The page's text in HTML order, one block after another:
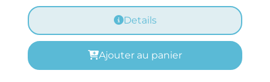
Details
Ajouter au panier